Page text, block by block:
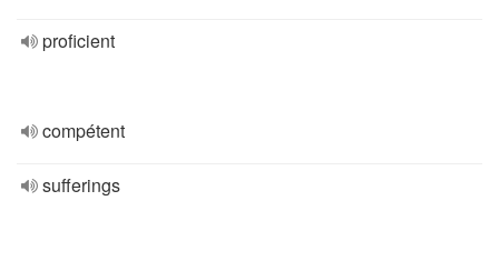
proficient
compétent
sufferings